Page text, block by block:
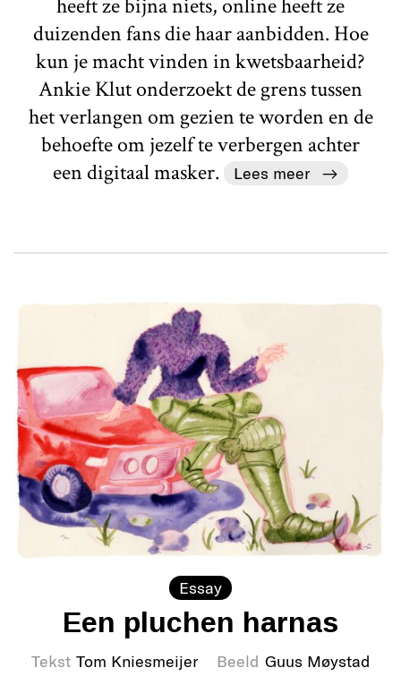
duizenden fans die haar aanbidden. Hoe
kun je macht vinden in kwetsbaarheid?
Ankie Klut onderzoekt de grens tussen
het verlangen om gezien te worden en de
behoefte om jezelf te verbergen achter
een digitaal masker.
Lees meer
Essay
Een pluchen harnas
Tekst Tom Kniesmeijer Beeld Guus Møystad